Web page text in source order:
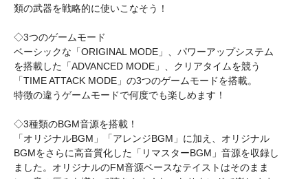
類の武器を戦略的に使いこなそう！
◇3つのゲームモード
ベーシックな「ORIGINAL MODE」、パワーアップシステム
を搭載した「ADVANCED MODE」、クリアタイムを競う
「TIME ATTACK MODE」の3つのゲームモードを搭載。
特徴の違うゲームモードで何度でも楽しめます！
◇3種類のBGM音源を搭載！
「オリジナルBGM」「アレンジBGM」に加え、オリジナル
BGMをさらに高音質化した「リマスターBGM」音源を収録し
ました。オリジナルのFM音源ベースなテイストはそのまま